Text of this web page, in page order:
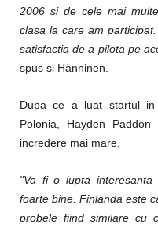
2006 si de cele mai
clasa la care am
satisfactia de a pilota pe
spus si Hänninen.
Dupa ce a luat startul
Polonia, Hayden
incredere mai mare.
"Va fi o lupta interesanta
foarte bine. Finlanda este
probele fiind similare cu